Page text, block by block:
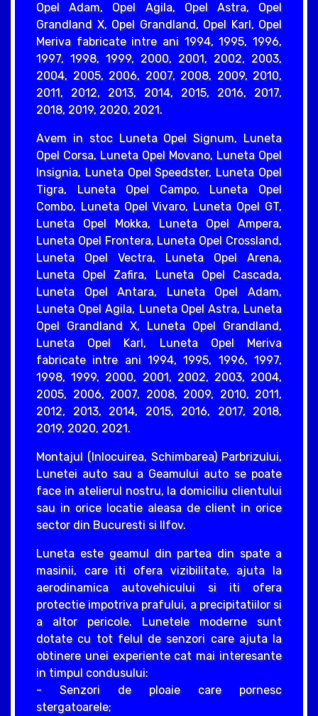
Opel Adam, Opel Agila, Opel Astra, Opel
Grandland X, Opel Grandland, Opel Karl, Opel
Meriva fabricate intre ani 1994, 1995, 1996,
1997, 1998, 1999, 2000, 2001, 2002, 2003,
2004, 2005, 2006, 2007, 2008, 2009, 2010,
2011, 2012, 2013, 2014, 2015, 2016, 2017,
2018, 2019, 2020, 2021.
Avem in stoc Luneta Opel Signum, Luneta
Opel Corsa, Luneta Opel Movano, Luneta Opel
Insignia, Luneta Opel Speedster, Luneta Opel
Tigra, Luneta Opel Campo, Luneta Opel
Combo, Luneta Opel Vivaro, Luneta Opel GT,
Luneta Opel Mokka, Luneta Opel Ampera,
Luneta Opel Frontera, Luneta Opel Crossland,
Luneta Opel Vectra, Luneta Opel Arena,
Luneta Opel Zafira, Luneta Opel Cascada,
Luneta Opel Antara, Luneta Opel Adam,
Luneta Opel Agila, Luneta Opel Astra, Luneta
Opel Grandland X, Luneta Opel Grandland,
Luneta Opel Karl, Luneta Opel Meriva
fabricate intre ani 1994, 1995, 1996, 1997,
1998, 1999, 2000, 2001, 2002, 2003, 2004,
2005, 2006, 2007, 2008, 2009, 2010, 2011,
2012, 2013, 2014, 2015, 2016, 2017, 2018,
2019, 2020, 2021.
Montajul (Inlocuirea, Schimbarea) Parbrizului,
Lunetei auto sau a Geamului auto se poate
face in atelierul nostru, la domiciliu clientului
sau in orice locatie aleasa de client in orice
sector din Bucuresti si Ilfov.
Luneta este geamul din partea din spate a
masinii, care iti ofera vizibilitate, ajuta la
aerodinamica autovehicului si iti ofera
protectie impotriva prafului, a precipitatiilor si
a altor pericole. Lunetele moderne sunt
dotate cu tot felul de senzori care ajuta la
obtinere unei experiente cat mai interesante
in timpul condusului:
- Senzori de ploaie care pornesc
stergatoarele;